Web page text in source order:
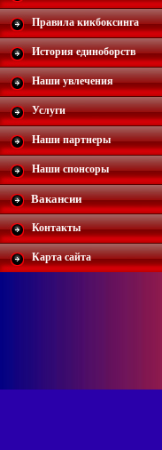
Правила кикбоксинга
История единоборств
Наши увлечения
Услуги
Наши партнеры
Наши спонсоры
Вакансии
Контакты
Карта сайта